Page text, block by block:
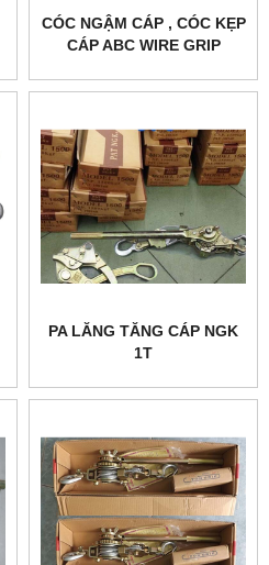
CÓC NGẬM CÁP , CÓC KẸP
CÁP ABC WIRE GRIP
PA LĂNG TĂNG CÁP NGK
1T